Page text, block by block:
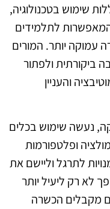
שימוש בטכנולוגיה,
המאפשרות לתלמידים
עמוקה יותר. המורים
ביקורתית ולפתור
והעניין
נעשה שימוש בכלים
ופלטפורמות
לתרגל וליישם את
לא רק ליעיל יותר
מקבלים הכשרה